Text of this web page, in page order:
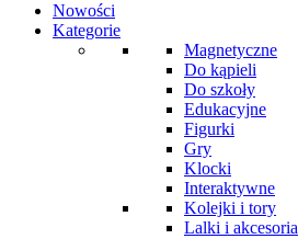
Nowości
Kategorie
Magnetyczne
Do kąpieli
Do szkoły
Edukacyjne
Figurki
Gry
Klocki
Interaktywne
Kolejki i tory
Lalki i akcesoria